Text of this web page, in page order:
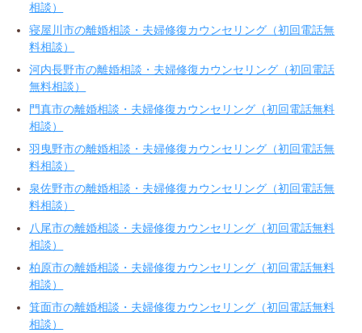
相談）
寝屋川市の離婚相談・夫婦修復カウンセリング（初回電話無
料相談）
河内長野市の離婚相談・夫婦修復カウンセリング（初回電話
無料相談）
門真市の離婚相談・夫婦修復カウンセリング（初回電話無料
相談）
羽曳野市の離婚相談・夫婦修復カウンセリング（初回電話無
料相談）
泉佐野市の離婚相談・夫婦修復カウンセリング（初回電話無
料相談）
八尾市の離婚相談・夫婦修復カウンセリング（初回電話無料
相談）
柏原市の離婚相談・夫婦修復カウンセリング（初回電話無料
相談）
箕面市の離婚相談・夫婦修復カウンセリング（初回電話無料
相談）